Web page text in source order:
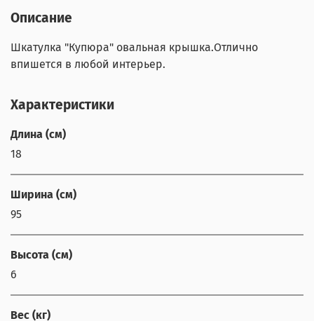
Описание
Шкатулка "Купюра" овальная крышка.Отлично
впишется в любой интерьер.
Характеристики
Длина (см)
18
Ширина (см)
95
Высота (см)
6
Вес (кг)